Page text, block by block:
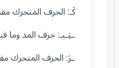
كَـ: الحرف المتحرك
ـثِـيـ: حرف المد وما
ـرَ: الحرف المتحرك